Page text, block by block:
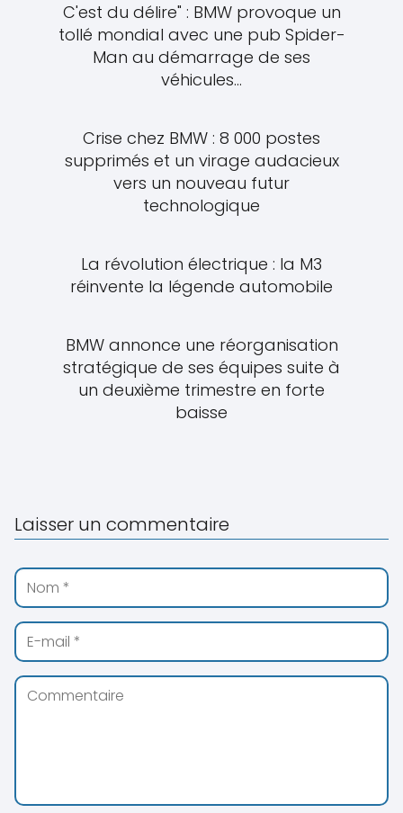
C'est du délire" : BMW provoque un
tollé mondial avec une pub Spider-
Man au démarrage de ses
véhicules...
Crise chez BMW : 8 000 postes
supprimés et un virage audacieux
vers un nouveau futur
technologique
La révolution électrique : la M3
réinvente la légende automobile
BMW annonce une réorganisation
stratégique de ses équipes suite à
un deuxième trimestre en forte
baisse
Laisser un commentaire